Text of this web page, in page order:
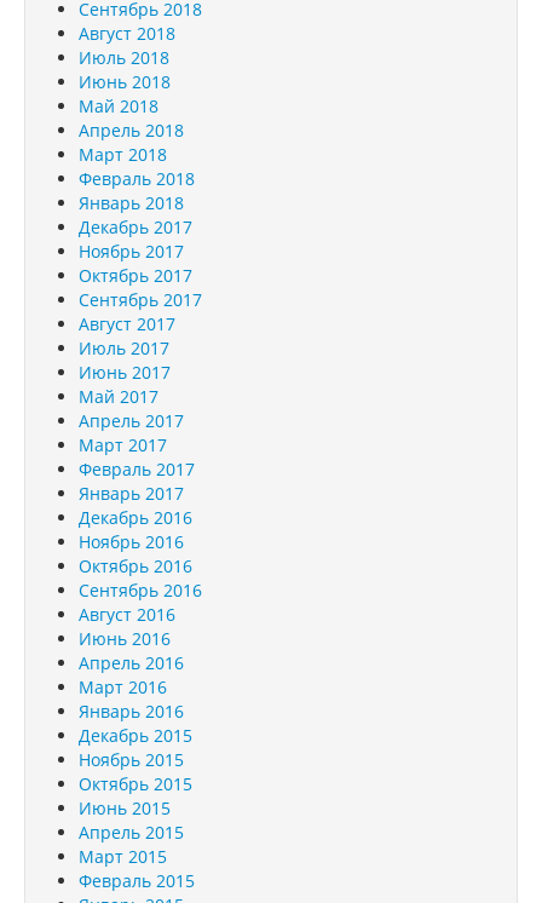
Сентябрь 2018
Август 2018
Июль 2018
Июнь 2018
Май 2018
Апрель 2018
Март 2018
Февраль 2018
Январь 2018
Декабрь 2017
Ноябрь 2017
Октябрь 2017
Сентябрь 2017
Август 2017
Июль 2017
Июнь 2017
Май 2017
Апрель 2017
Март 2017
Февраль 2017
Январь 2017
Декабрь 2016
Ноябрь 2016
Октябрь 2016
Сентябрь 2016
Август 2016
Июнь 2016
Апрель 2016
Март 2016
Январь 2016
Декабрь 2015
Ноябрь 2015
Октябрь 2015
Июнь 2015
Апрель 2015
Март 2015
Февраль 2015